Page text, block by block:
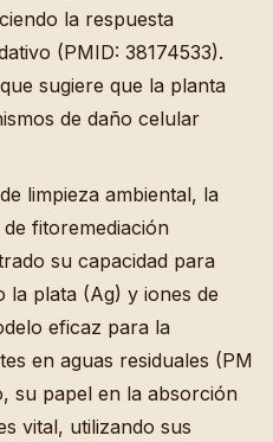
la respuesta
(PMID: 38174533).
sugiere que la planta
de daño celular
limpieza ambiental, la
fitoremediación
su capacidad para
la plata (Ag) y iones de
eficaz para la
en aguas residuales (PM
su papel en la absorción
vital, utilizando sus